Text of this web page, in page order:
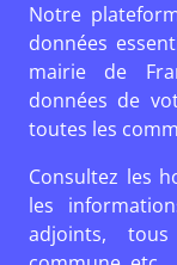
Notre
données
mairie de
données de
toutes les
Consultez les
les
adjoints,